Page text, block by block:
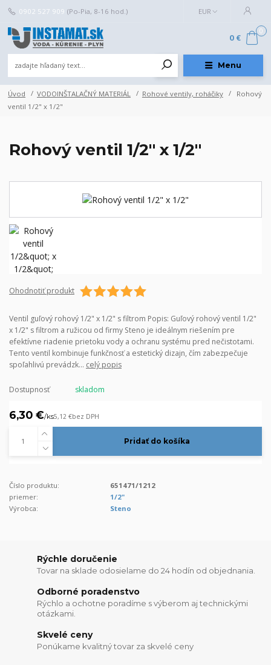
Menu
EUR
0902 527 909 (Po-Pia, 8-16 hod.)
0
0 €
Úvod VODOINŠTALAČNÝ MATERIÁL Rohové ventily, roháčiky
Rohový
ventil 1/2" x 1/2"
Rohový ventil 1/2" x 1/2"
Ohodnotiť produkt
Ventil guľový rohový 1/2" x 1/2" s filtrom Popis: Guľový rohový ventil 1/2"
x 1/2" s filtrom a ružicou od firmy Steno je ideálnym riešením pre
efektívne riadenie prietoku vody a ochranu systému pred nečistotami.
Tento ventil kombinuje funkčnosť a estetický dizajn, čím zabezpečuje
spoľahlivú prevádzk... celý popis
Dostupnosť skladom
6,30 €/ks5,12 €bez DPH
Pridať do košíka
Číslo produktu:
651471/1212
priemer:
1/2"
Výrobca:
Steno
Rýchle doručenie
Tovar na sklade odosielame do 24 hodín od objednania.
Odborné poradenstvo
Rýchlo a ochotne poradíme s výberom aj technickými
otázkami.
Skvelé ceny
Ponúkame kvalitný tovar za skvelé ceny